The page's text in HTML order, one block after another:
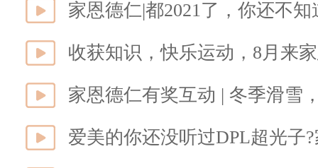
家恩德仁|都2021了，你还不
收获知识，快乐运动，8月来
家恩德仁有奖互动 | 冬季滑雪
爱美的你还没听过DPL超光子